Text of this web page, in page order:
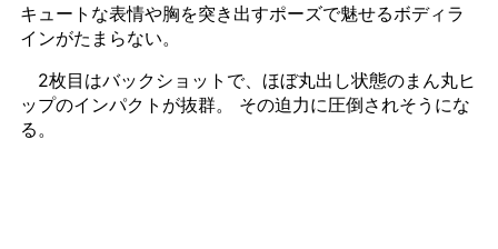
キュートな表情や胸を突き出すポーズで魅せるボディラ
インがたまらない。
2枚目はバックショットで、ほぼ丸出し状態のまん丸ヒ
ップのインパクトが抜群。 その迫力に圧倒されそうにな
る。